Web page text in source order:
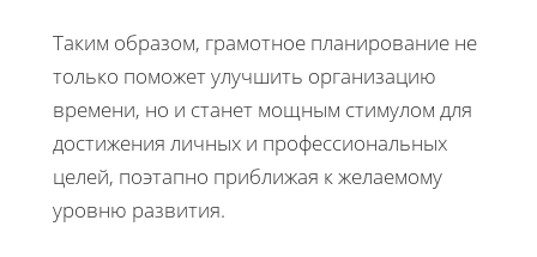
Таким образом, грамотное планирование не
только поможет улучшить организацию
времени, но и станет мощным стимулом для
достижения личных и профессиональных
целей, поэтапно приближая к желаемому
уровню развития.